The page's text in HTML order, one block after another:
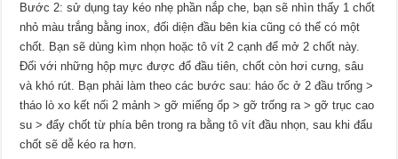
Bước 2: sử dụng tay kéo nhẹ phần nắp che, bạn sẽ nhìn thấy 1 chốt
nhỏ màu trắng bằng inox, đối diện đầu bên kia cũng có thể có một
chốt. Bạn sẽ dùng kìm nhọn hoặc tô vít 2 cạnh để mở 2 chốt này.
Đối với những hộp mực được đổ đầu tiên, chốt còn hơi cưng, sâu
và khó rút. Bạn phải làm theo các bước sau: háo ốc ở 2 đầu trống >
tháo lò xo kết nối 2 mảnh > gỡ miếng ốp > gỡ trống ra > gỡ trục cao
su > đẩy chốt từ phía bên trong ra bằng tô vít đầu nhọn, sau khi đẩu
chốt sẽ dễ kéo ra hơn.